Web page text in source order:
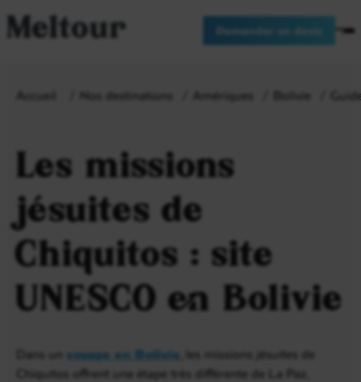
Meltour Demander un devis
Accueil Nos destinations Amériques Bolivie
Les missions
jésuites de
Chiquitos : site
UNESCO en Bolivie
Dans un voyage en Bolivie , les missions jésuites de
Chiquitos offrent une étape très différente de La Paz,